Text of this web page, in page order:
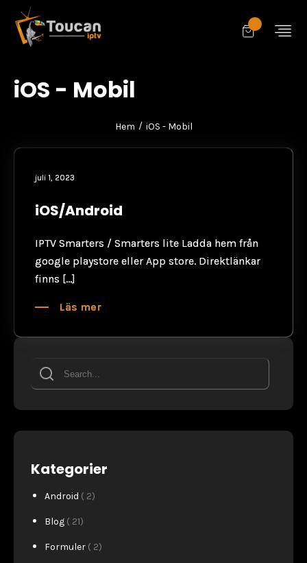
iOS - Mobil
Hem / iOS - Mobil
juli 1, 2023
iOS/Android
IPTV Smarters / Smarters lite Ladda hem från
google playstore eller App store. Direktlänkar
finns […]
Läs mer
Kategorier
Android ( 2)
Blog ( 21)
Formuler ( 2)